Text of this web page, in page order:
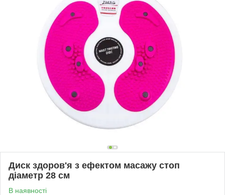
Диск здоров'я з ефектом масажу стоп
діаметр 28 см
В наявності